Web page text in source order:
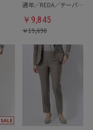
通年／REDA／テーパードパンツ
￥ 9,845
￥19,690